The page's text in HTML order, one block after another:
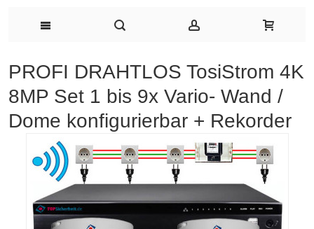
PROFI DRAHTLOS TosiStrom 4K
8MP Set 1 bis 9x Vario- Wand /
Dome konfigurierbar + Rekorder